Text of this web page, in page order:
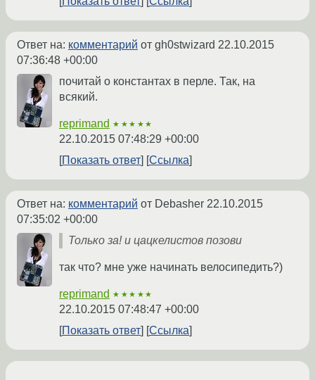
Ответ на: комментарий от gh0stwizard 22.10.2015
07:36:48 +00:00
почитай о константах в перле. Так, на
всякий.
reprimand ★★★★★
22.10.2015 07:48:29 +00:00
Показать ответ
Ссылка
Ответ на: комментарий от Debasher 22.10.2015
07:35:02 +00:00
Только за! и цацкелистов позови
так что? мне уже начинать велосипедить?)
reprimand ★★★★★
22.10.2015 07:48:47 +00:00
Показать ответ
Ссылка